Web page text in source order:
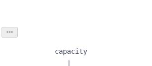
capacity